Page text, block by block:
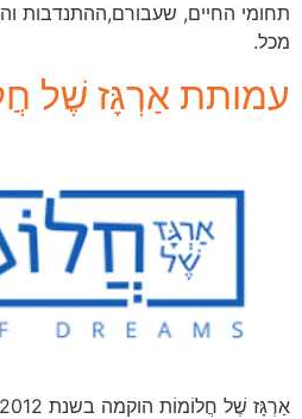
תחומי החיים, שעבורם,ההתנדבות
מכל.
עמותת אַרְגָּז שֶׁל